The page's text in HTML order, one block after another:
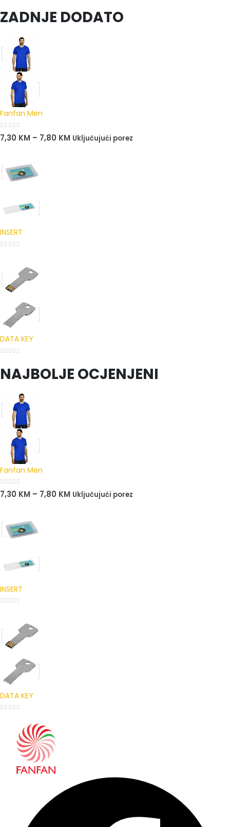
ZADNJE DODATO
Fanfan Men
0out of 5
7,30 KM – 7,80 KM Uključujući porez
INSERT
DATA KEY
NAJBOLJE OCJENJENI
Fanfan Men
0out of 5
7,30 KM – 7,80 KM Uključujući porez
INSERT
DATA KEY